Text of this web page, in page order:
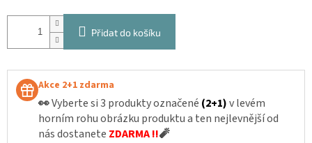
Přidat do košíku
Akce 2+1 zdarma
👀Vyberte si 3 produkty označené (2+1)v levém
horním rohu obrázku produktu a ten nejlevnější od
nás dostanete ZDARMA !!🧨